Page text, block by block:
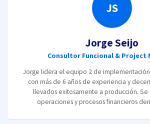
JS
Jorge Seijo
Consultor Funcional & Project
Jorge lidera el equipo 2 de
con más de 6 años de experiencia y
llevados exitosamente a producción. Se
operaciones y procesos financieros